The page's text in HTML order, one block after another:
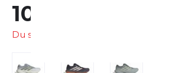
104,99 €
Du sparst